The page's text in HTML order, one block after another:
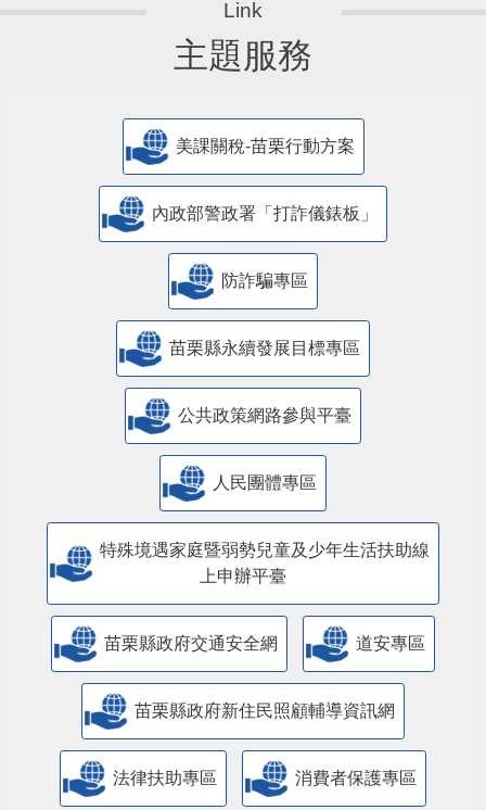
主題服務
美課關稅-苗栗行動方案
內政部警政署「打詐儀錶板」
防詐騙專區
苗栗縣永續發展目標專區
公共政策網路參與平臺
人民團體專區
特殊境遇家庭暨弱勢兒童及少年生活扶助線
上申辦平臺
苗栗縣政府交通安全網 道安專區
苗栗縣政府新住民照顧輔導資訊網
法律扶助專區 消費者保護專區